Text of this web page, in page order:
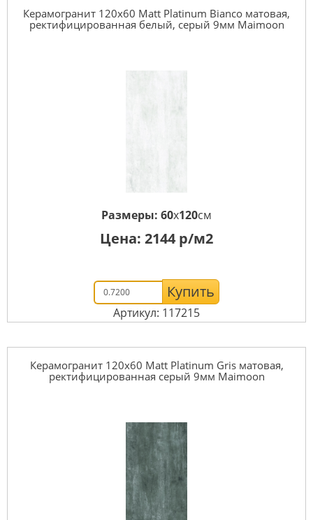
Керамогранит 120x60 Matt Platinum Bianco матовая,
ректифицированная белый, серый 9мм Maimoon
Размеры: 60x120см
Цена: 2144 р/м2
Купить
Артикул: 117215
Керамогранит 120x60 Matt Platinum Gris матовая,
ректифицированная серый 9мм Maimoon